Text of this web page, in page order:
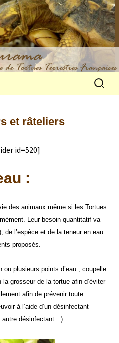
françaises
et râteliers
id=520]
:
des animaux même si les Tortues
Leur besoin quantitatif va
de l’espèce et de la teneur en eau
proposés.
ou plusieurs points d’eau , coupelle
grosseur de la tortue afin d’éviter
afin de prévenir toute
à l’aide d’un désinfectant
autre désinfectant…).